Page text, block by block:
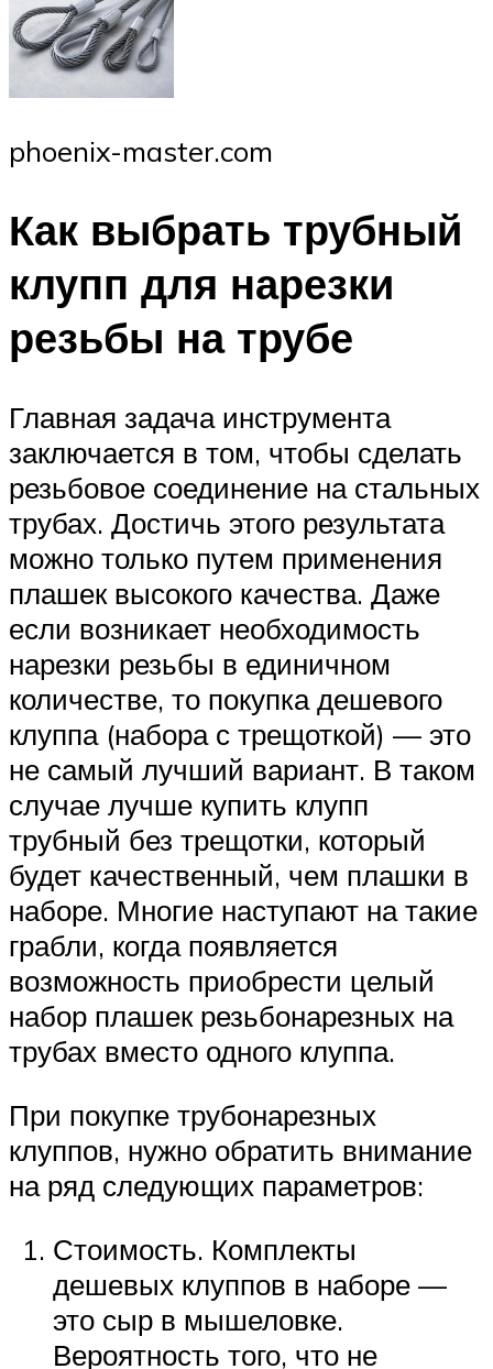
phoenix-master.com
Как выбрать трубный
клупп для нарезки
резьбы на трубе
Главная задача инструмента
заключается в том, чтобы сделать
резьбовое соединение на стальных
трубах. Достичь этого результата
можно только путем применения
плашек высокого качества. Даже
если возникает необходимость
нарезки резьбы в единичном
количестве, то покупка дешевого
клуппа (набора с трещоткой) — это
не самый лучший вариант. В таком
случае лучше купить клупп
трубный без трещотки, который
будет качественный, чем плашки в
наборе. Многие наступают на такие
грабли, когда появляется
возможность приобрести целый
набор плашек резьбонарезных на
трубах вместо одного клуппа.
При покупке трубонарезных
клуппов, нужно обратить внимание
на ряд следующих параметров:
Стоимость. Комплекты
дешевых клуппов в наборе —
это сыр в мышеловке.
Вероятность того, что не